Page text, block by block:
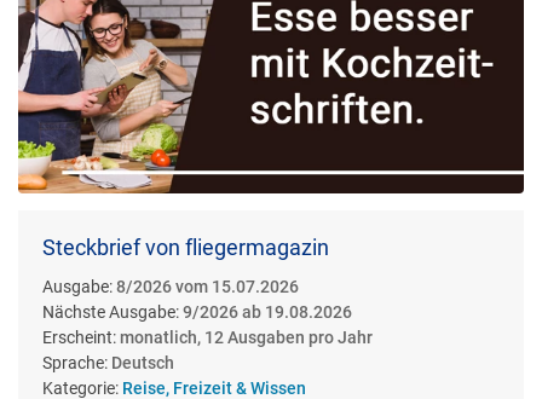
Steckbrief von fliegermagazin
Ausgabe:8/2026 vom 15.07.2026
Nächste Ausgabe:9/2026 ab 19.08.2026
Erscheint: monatlich, 12 Ausgaben pro Jahr
Sprache: Deutsch
Kategorie: Reise, Freizeit & Wissen